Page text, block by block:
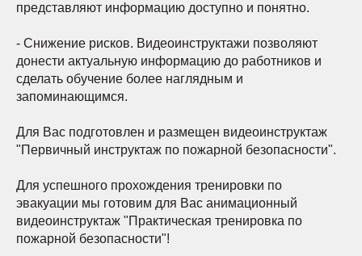
представляют информацию доступно и понятно.
- Снижение рисков. Видеоинструктажи позволяют
донести актуальную информацию до работников и
сделать обучение более наглядным и
запоминающимся.
Для Вас подготовлен и размещен видеоинструктаж
"Первичный инструктаж по пожарной безопасности".
Для успешного прохождения тренировки по
эвакуации мы готовим для Вас анимационный
видеоинструктаж "Практическая тренировка по
пожарной безопасности"!